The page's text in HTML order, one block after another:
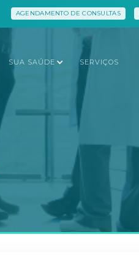
AGENDAMENTO DE CONSULTAS
SUA SAÚDE SERVIÇOS